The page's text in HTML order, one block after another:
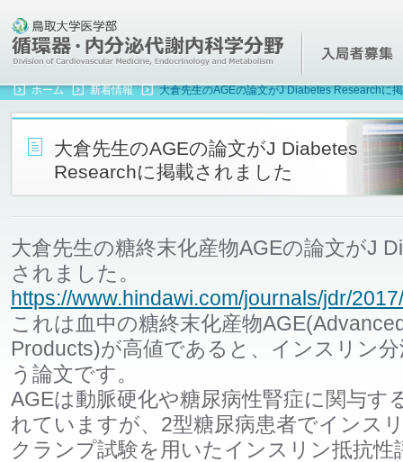
ホーム 新着情報 大倉先生のAGEの論文がJ Diabetes Researchに
大倉先生のAGEの論文がJ Diabetes
Researchに掲載されました
大倉先生の糖終末化産物AGEの論文がJ
されました。
https://www.hindawi.com/journals/jdr/
これは血中の糖終末化産物
Products)が高値であると、インスリン
う論文です。
AGEは動脈硬化や糖尿病性腎症に関与す
れていますが、2型糖尿病患者でインス
クランプ試験を用いたインスリン抵抗性